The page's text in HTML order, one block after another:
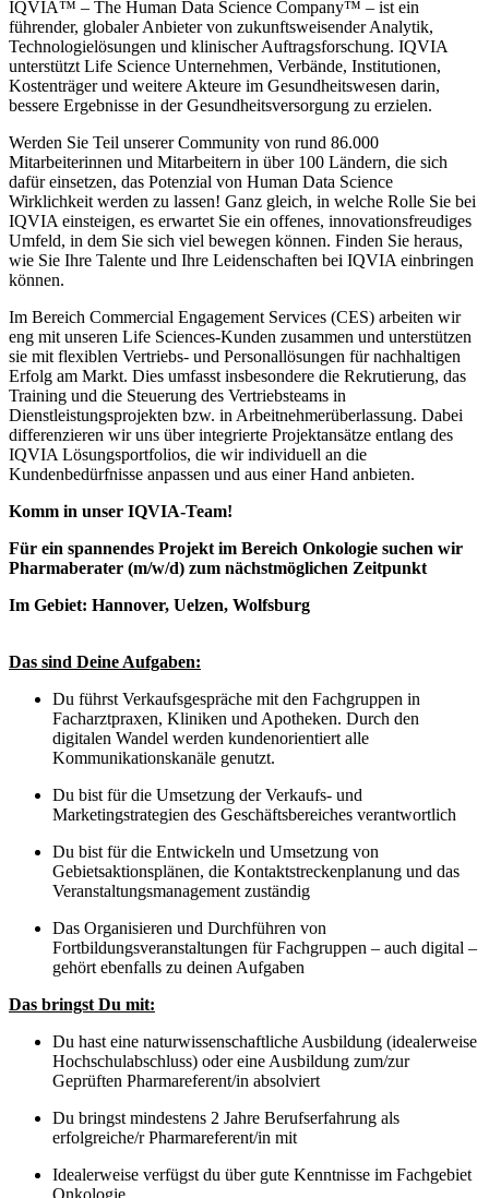
IQVIA™ – The Human Data Science Company™ – ist ein
führender, globaler Anbieter von zukunftsweisender Analytik,
Technologielösungen und klinischer Auftragsforschung. IQVIA
unterstützt Life Science Unternehmen, Verbände, Institutionen,
Kostenträger und weitere Akteure im Gesundheitswesen darin,
bessere Ergebnisse in der Gesundheitsversorgung zu erzielen.
Werden Sie Teil unserer Community von rund 86.000
Mitarbeiterinnen und Mitarbeitern in über 100 Ländern, die sich
dafür einsetzen, das Potenzial von Human Data Science
Wirklichkeit werden zu lassen! Ganz gleich, in welche Rolle Sie bei
IQVIA einsteigen, es erwartet Sie ein offenes, innovationsfreudiges
Umfeld, in dem Sie sich viel bewegen können. Finden Sie heraus,
wie Sie Ihre Talente und Ihre Leidenschaften bei IQVIA einbringen
können.
Im Bereich Commercial Engagement Services (CES) arbeiten wir
eng mit unseren Life Sciences-Kunden zusammen und unterstützen
sie mit flexiblen Vertriebs- und Personallösungen für nachhaltigen
Erfolg am Markt. Dies umfasst insbesondere die Rekrutierung, das
Training und die Steuerung des Vertriebsteams in
Dienstleistungsprojekten bzw. in Arbeitnehmerüberlassung. Dabei
differenzieren wir uns über integrierte Projektansätze entlang des
IQVIA Lösungsportfolios, die wir individuell an die
Kundenbedürfnisse anpassen und aus einer Hand anbieten.
Komm in unser IQVIA-Team!
Für ein spannendes Projekt im Bereich Onkologie suchen wir
Pharmaberater (m/w/d) zum nächstmöglichen Zeitpunkt
Im Gebiet: Hannover, Uelzen, Wolfsburg
Das sind Deine Aufgaben:
Du führst Verkaufsgespräche mit den Fachgruppen in
Facharztpraxen, Kliniken und Apotheken. Durch den
digitalen Wandel werden kundenorientiert alle
Kommunikationskanäle genutzt.
Du bist für die Umsetzung der Verkaufs- und
Marketingstrategien des Geschäftsbereiches verantwortlich
Du bist für die Entwickeln und Umsetzung von
Gebietsaktionsplänen, die Kontaktstreckenplanung und das
Veranstaltungsmanagement zuständig
Das Organisieren und Durchführen von
Fortbildungsveranstaltungen für Fachgruppen – auch digital –
gehört ebenfalls zu deinen Aufgaben
Das bringst Du mit:
Du hast eine naturwissenschaftliche Ausbildung (idealerweise
Hochschulabschluss) oder eine Ausbildung zum/zur
Geprüften Pharmareferent/in absolviert
Du bringst mindestens 2 Jahre Berufserfahrung als
erfolgreiche/r Pharmareferent/in mit
Idealerweise verfügst du über gute Kenntnisse im Fachgebiet
Onkologie